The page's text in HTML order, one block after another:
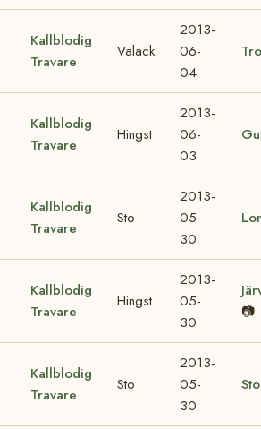
Kallblodig
Travare
Valack
2013-
06-
04
Kallblodig
Travare
Hingst
2013-
06-
03
Kallblodig
Travare
Sto
2013-
05-
30
Kallblodig
Travare
Hingst
2013-
05-
30
📷
Kallblodig
Travare
Sto
2013-
05-
30